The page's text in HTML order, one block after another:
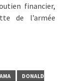
financier,
de l’armée
DONALD